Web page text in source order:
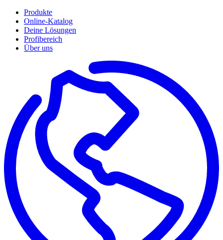
Produkte
Online-Katalog
Deine Lösungen
Profibereich
Über uns